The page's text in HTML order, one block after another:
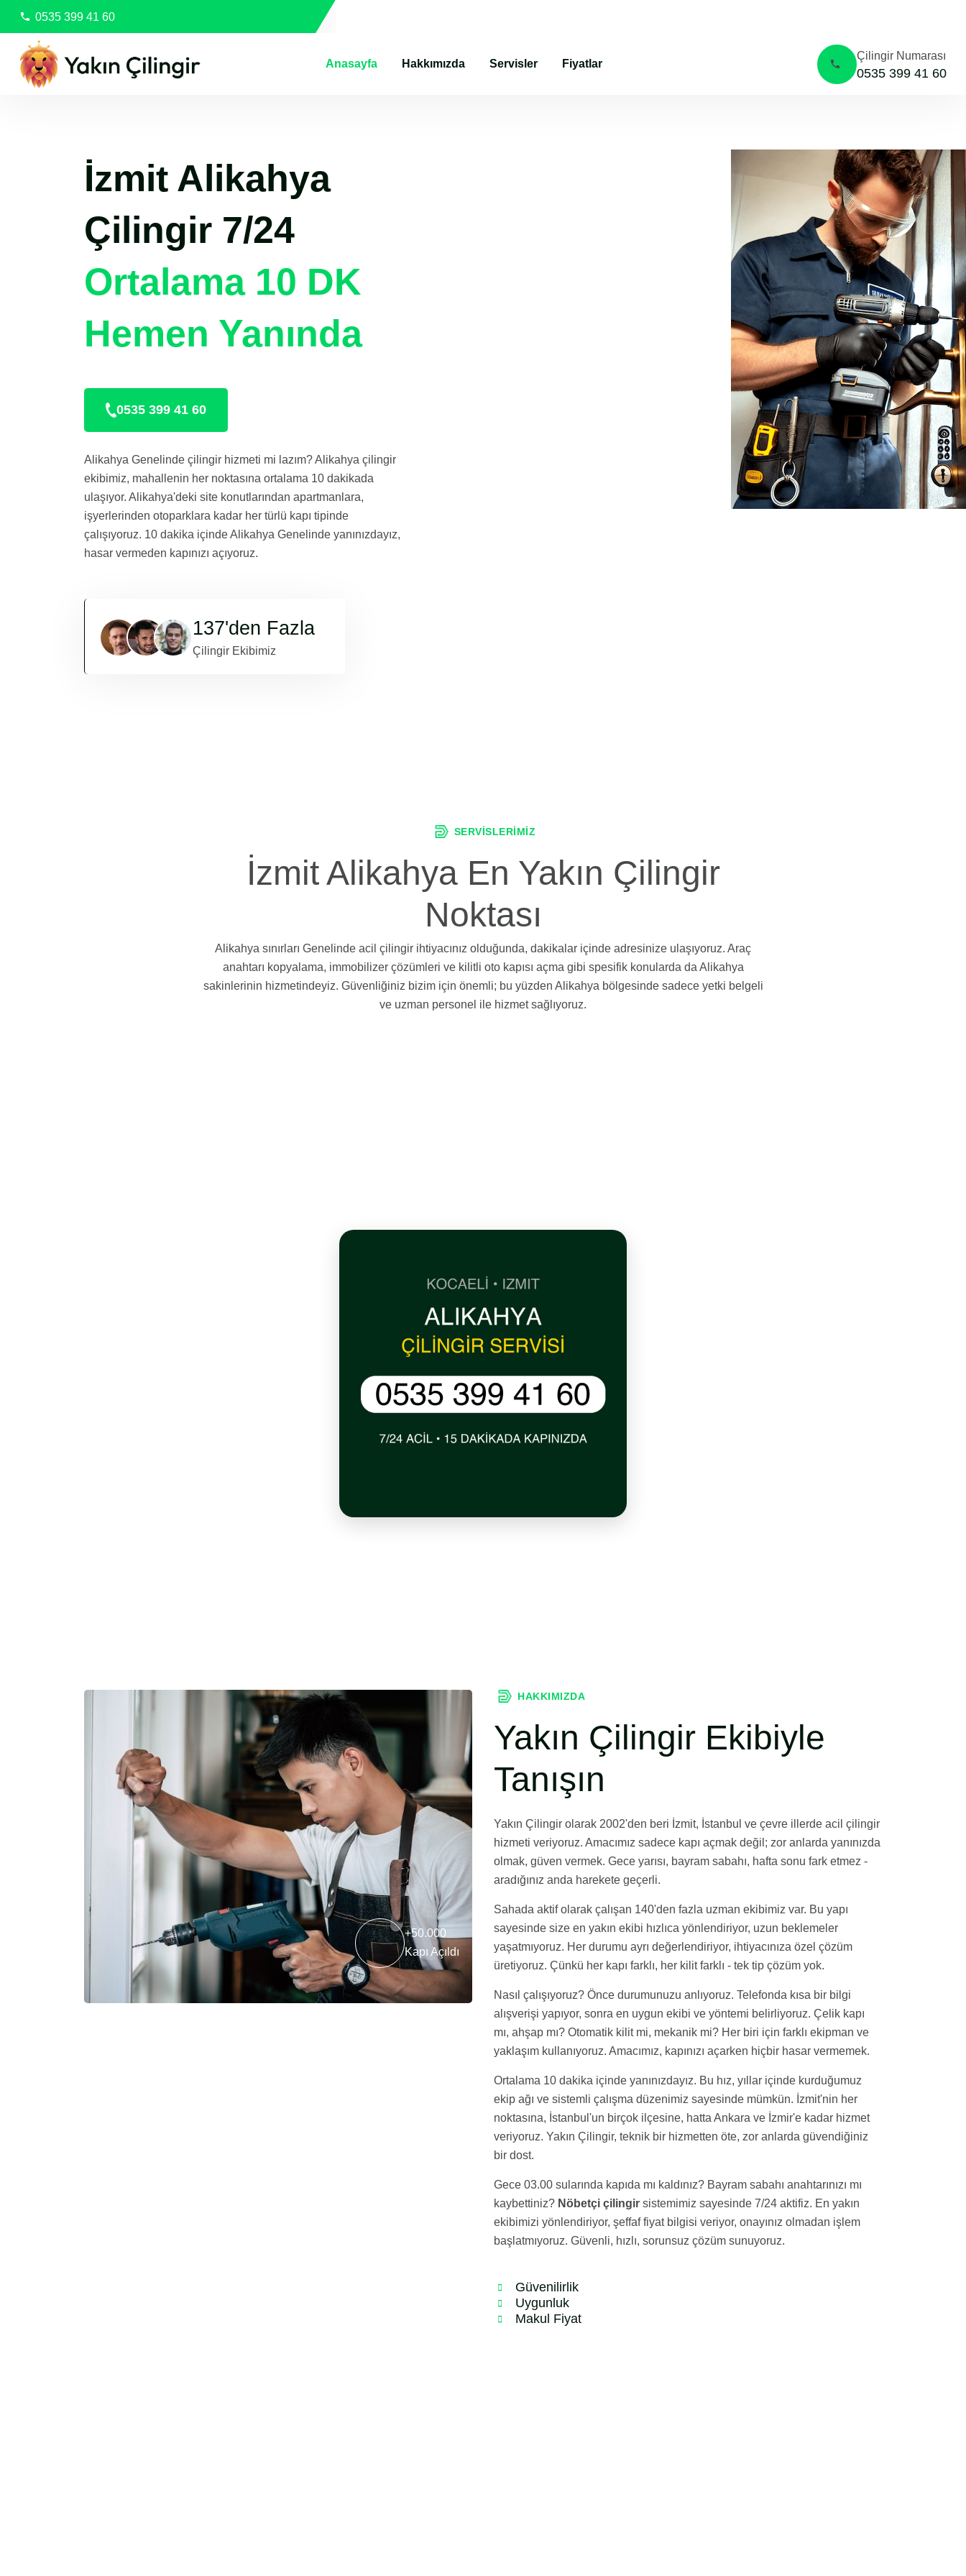
0535 399 41 60
Anasayfa Hakkımızda Servisler Fiyatlar
Çilingir Numarası
0535 399 41 60
İzmit Alikahya
Çilingir 7/24
Ortalama 10 DK
Hemen Yanında
0535 399 41 60
Alikahya Genelinde çilingir hizmeti mi lazım? Alikahya çilingir
ekibimiz, mahallenin her noktasına ortalama 10 dakikada
ulaşıyor. Alikahya'deki site konutlarından apartmanlara,
işyerlerinden otoparklara kadar her türlü kapı tipinde
çalışıyoruz. 10 dakika içinde Alikahya Genelinde yanınızdayız,
hasar vermeden kapınızı açıyoruz.
137'den Fazla
Çilingir Ekibimiz
SERVISLERIMIZ
İzmit Alikahya En Yakın Çilingir
Noktası
Alikahya sınırları Genelinde acil çilingir ihtiyacınız olduğunda, dakikalar içinde adresinize ulaşıyoruz. Araç
anahtarı kopyalama, immobilizer çözümleri ve kilitli oto kapısı açma gibi spesifik konularda da Alikahya
sakinlerinin hizmetindeyiz. Güvenliğiniz bizim için önemli; bu yüzden Alikahya bölgesinde sadece yetki belgeli
ve uzman personel ile hizmet sağlıyoruz.
+50.000
Kapı Açıldı
HAKKIMIZDA
Yakın Çilingir Ekibiyle
Tanışın
Yakın Çilingir olarak 2002'den beri İzmit, İstanbul ve çevre illerde acil çilingir
hizmeti veriyoruz. Amacımız sadece kapı açmak değil; zor anlarda yanınızda
olmak, güven vermek. Gece yarısı, bayram sabahı, hafta sonu fark etmez -
aradığınız anda harekete geçerli.
Sahada aktif olarak çalışan 140'den fazla uzman ekibimiz var. Bu yapı
sayesinde size en yakın ekibi hızlıca yönlendiriyor, uzun beklemeler
yaşatmıyoruz. Her durumu ayrı değerlendiriyor, ihtiyacınıza özel çözüm
üretiyoruz. Çünkü her kapı farklı, her kilit farklı - tek tip çözüm yok.
Nasıl çalışıyoruz? Önce durumunuzu anlıyoruz. Telefonda kısa bir bilgi
alışverişi yapıyor, sonra en uygun ekibi ve yöntemi belirliyoruz. Çelik kapı
mı, ahşap mı? Otomatik kilit mi, mekanik mi? Her biri için farklı ekipman ve
yaklaşım kullanıyoruz. Amacımız, kapınızı açarken hiçbir hasar vermemek.
Ortalama 10 dakika içinde yanınızdayız. Bu hız, yıllar içinde kurduğumuz
ekip ağı ve sistemli çalışma düzenimiz sayesinde mümkün. İzmit'nin her
noktasına, İstanbul'un birçok ilçesine, hatta Ankara ve İzmir'e kadar hizmet
veriyoruz. Yakın Çilingir, teknik bir hizmetten öte, zor anlarda güvendiğiniz
bir dost.
Gece 03.00 sularında kapıda mı kaldınız? Bayram sabahı anahtarınızı mı
kaybettiniz? Nöbetçi çilingir sistemimiz sayesinde 7/24 aktifiz. En yakın
ekibimizi yönlendiriyor, şeffaf fiyat bilgisi veriyor, onayınız olmadan işlem
başlatmıyoruz. Güvenli, hızlı, sorunsuz çözüm sunuyoruz.
Güvenilirlik
Uygunluk
Makul Fiyat